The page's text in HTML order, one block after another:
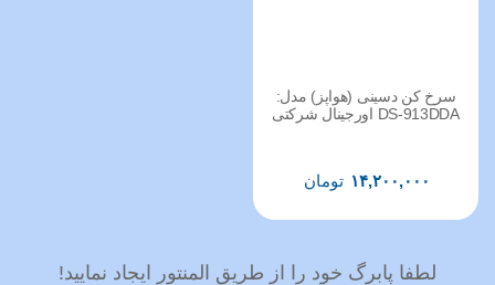
سرخ کن دسینی (هواپز) مدل:
DS-913DDA اورجینال شرکتی
تومان ۱۴,۲۰۰,۰۰۰
لطفا پابرگ خود را از طریق المنتور ایجاد نمایید!